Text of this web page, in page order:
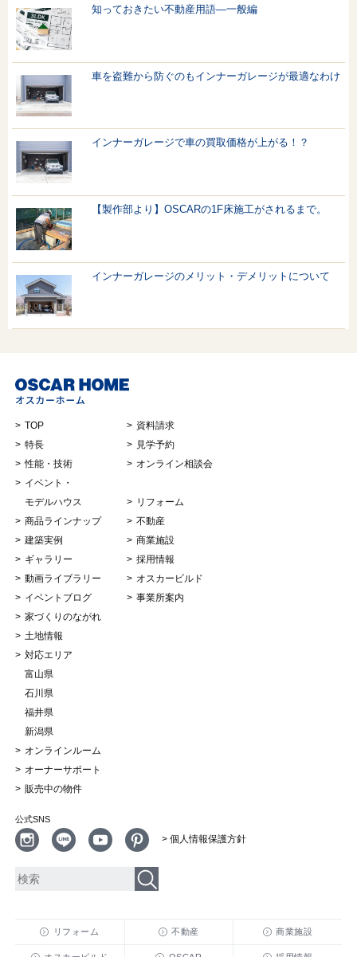
知っておきたい不動産用語—一般編
車を盗難から防ぐのもインナーガレージが最適なわけ
インナーガレージで車の買取価格が上がる！？
【製作部より】OSCARの1F床施工がされるまで。
インナーガレージのメリット・デメリットについて
TOP
特長
性能・技術
イベント・
モデルハウス
商品ラインナップ
建築実例
ギャラリー
動画ライブラリー
イベントブログ
家づくりのながれ
土地情報
対応エリア
富山県
石川県
福井県
新潟県
オンラインルーム
オーナーサポート
販売中の物件
資料請求
見学予約
オンライン相談会
リフォーム
不動産
商業施設
採用情報
オスカービルド
事業所案内
公式SNS
> 個人情報保護方針
リフォーム 不動産 商業施設